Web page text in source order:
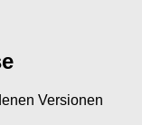
Versionen